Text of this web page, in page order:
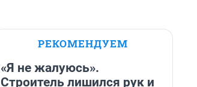
РЕКОМЕНДУЕМ
«Я не жалуюсь».
Строитель лишился рук и